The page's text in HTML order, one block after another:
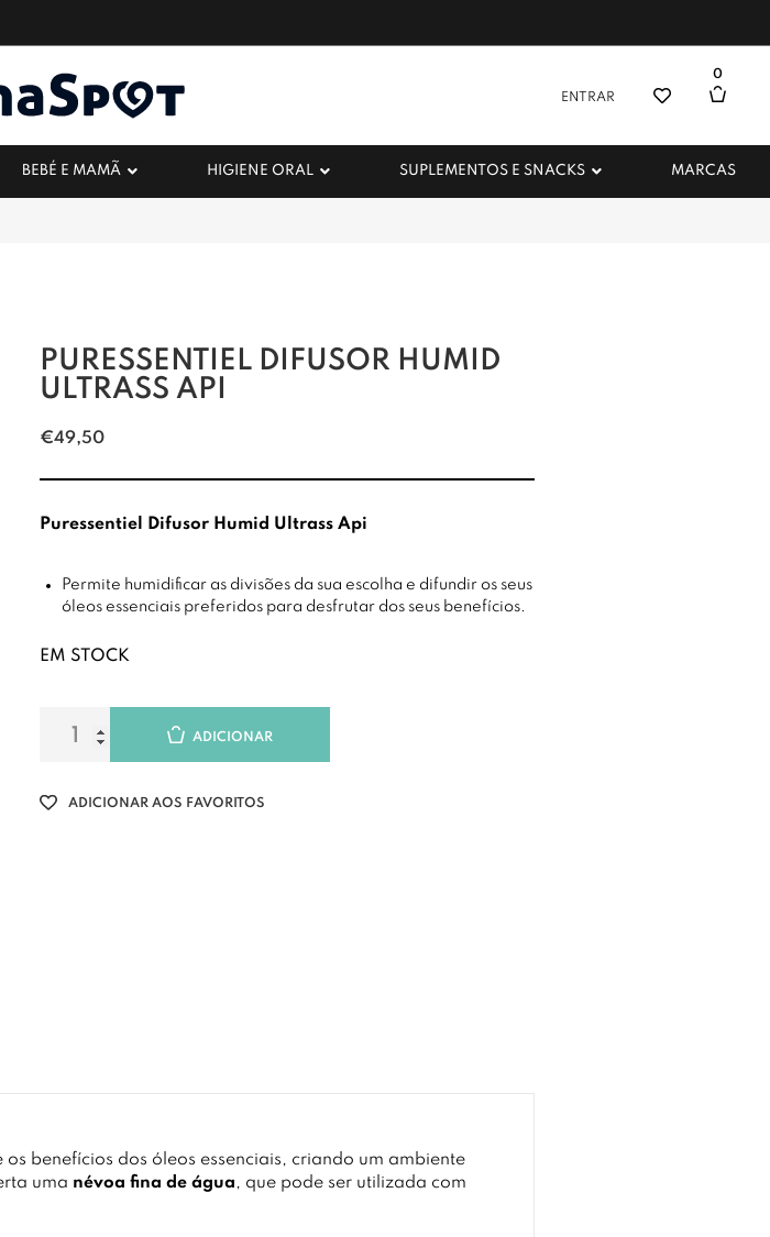
ENTRAR
0
BEBÉ E MAMÃ HIGIENE ORAL SUPLEMENTOS E SNACKS MARCAS
PURESSENTIEL DIFUSOR HUMID
ULTRASS API
€49,50
Puressentiel Difusor Humid Ultrass Api
Permite humidificar as divisões da sua escolha e difundir os seus
óleos essenciais preferidos para desfrutar dos seus benefícios.
EM STOCK
ADICIONAR
ADICIONAR AOS FAVORITOS
os benefícios dos óleos essenciais, criando um ambiente
uma névoa fina de água, que pode ser utilizada com